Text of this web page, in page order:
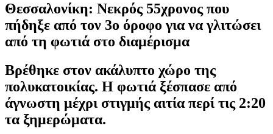
Θεσσαλονίκη: Νεκρός 55χρονος που
πήδηξε από τον 3ο όροφο για να γλιτώσει
από τη φωτιά στο διαμέρισμα
Βρέθηκε στον ακάλυπτο χώρο της
πολυκατοικίας. Η φωτιά ξέσπασε από
άγνωστη μέχρι στιγμής αιτία περί τις 2:20
τα ξημερώματα.